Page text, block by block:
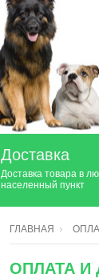
Доставка
Доставка товара в
населенный пункт
ГЛАВНАЯ
ОПЛАТА И